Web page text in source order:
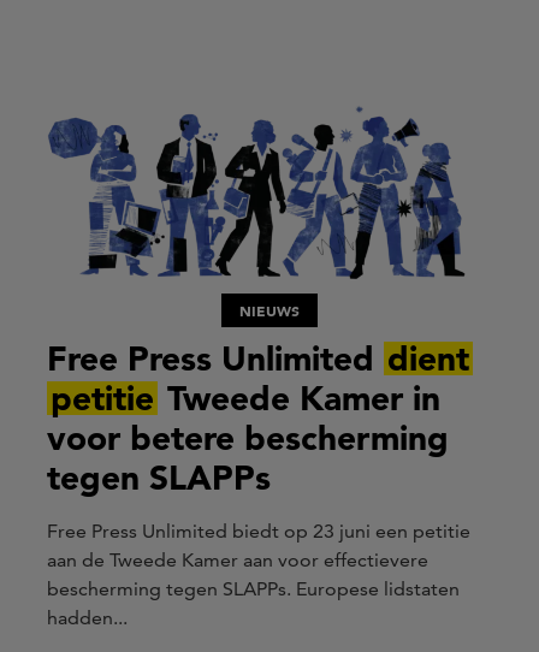
NIEUWS
Free Press Unlimited dient
petitie Tweede Kamer in
voor betere bescherming
tegen SLAPPs
Free Press Unlimited biedt op 23 juni een petitie
aan de Tweede Kamer aan voor effectievere
bescherming tegen SLAPPs. Europese lidstaten
hadden...